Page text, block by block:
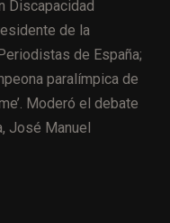
Discapacidad
de la
de España;
paralímpica de
Moderó el debate
José Manuel